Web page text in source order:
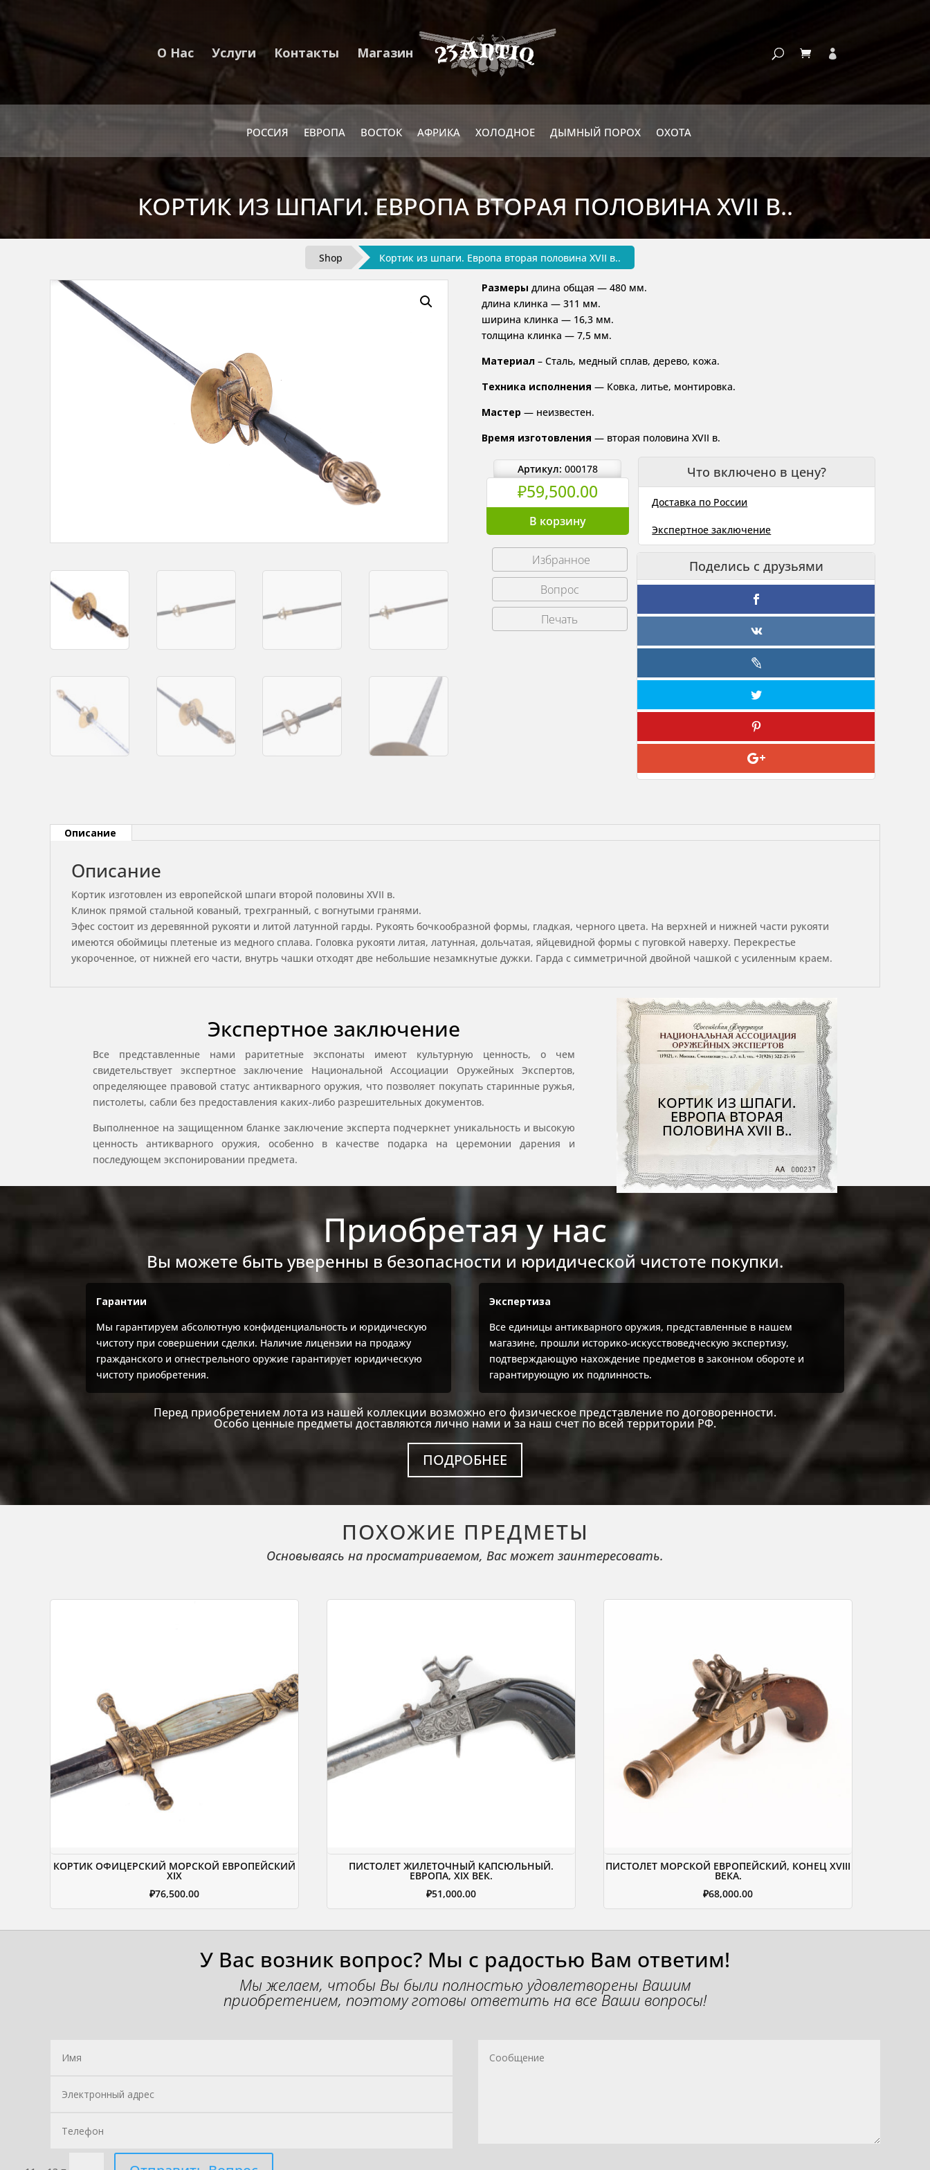
О Нас Услуги Контакты Магазин
РОССИЯ ЕВРОПА ВОСТОК АФРИКА ХОЛОДНОЕ ДЫМНЫЙ ПОРОХ ОХОТА
КОРТИК ИЗ ШПАГИ. ЕВРОПА ВТОРАЯ ПОЛОВИНА XVII В..
Shop Кортик из шпаги. Европа вторая половина XVII в..
Размеры длина общая — 480 мм.
длина клинка — 311 мм.
ширина клинка — 16,3 мм.
толщина клинка — 7,5 мм.
Материал – Сталь, медный сплав, дерево, кожа.
Техника исполнения — Ковка, литье, монтировка.
Мастер — неизвестен.
Время изготовления — вторая половина XVII в.
Артикул: 000178
₽59,500.00
Количество
товара
Кортик
шпаги.
вторая
половина
В корзину
Что включено в цену?
Доставка по России
Экспертное заключение
Избранное
Печать
Описание
Описание
Кортик изготовлен из европейской шпаги второй половины XVII в.
Клинок прямой стальной кованый, трехгранный, с вогнутыми гранями.
Эфес состоит из деревянной рукояти и литой латунной гарды. Рукоять бочкообразной формы, гладкая, черного цвета. На верхней и нижней части рукояти
имеются обоймицы плетеные из медного сплава. Головка рукояти литая, латунная, дольчатая, яйцевидной формы с пуговкой наверху. Перекрестье
укороченное, от нижней его части, внутрь чашки отходят две небольшие незамкнутые дужки. Гарда с симметричной двойной чашкой с усиленным краем.
Экспертное заключение
Все представленные нами раритетные экспонаты имеют культурную ценность, о чем
свидетельствует экспертное заключение Национальной Ассоциации Оружейных Экспертов,
определяющее правовой статус антикварного оружия, что позволяет покупать старинные ружья,
пистолеты, сабли без предоставления каких-либо разрешительных документов.
Выполненное на защищенном бланке заключение эксперта подчеркнет уникальность и высокую
ценность антикварного оружия, особенно в качестве подарка на церемонии дарения и
последующем экспонировании предмета.
КОРТИК ИЗ ШПАГИ.
ЕВРОПА ВТОРАЯ
ПОЛОВИНА XVII В..
Приобретая у нас
Вы можете быть уверенны в безопасности и юридической чистоте покупки.
Гарантии
Мы гарантируем абсолютную конфиденциальность и юридическую
чистоту при совершении сделки. Наличие лицензии на продажу
гражданского и огнестрельного оружие гарантирует юридическую
чистоту приобретения.
Экспертиза
Все единицы антикварного оружия, представленные в нашем
магазине, прошли историко-искусствоведческую экспертизу,
подтверждающую нахождение предметов в законном обороте и
гарантирующую их подлинность.
Перед приобретением лота из нашей коллекции возможно его физическое представление по договоренности.
Особо ценные предметы доставляются лично нами и за наш счет по всей территории РФ.
ПОДРОБНЕЕ
ПОХОЖИЕ ПРЕДМЕТЫ
Основываясь на просматриваемом, Вас может заинтересовать.
КОРТИК ОФИЦЕРСКИЙ МОРСКОЙ ЕВРОПЕЙСКИЙ
XIX
₽76,500.00
ПИСТОЛЕТ ЖИЛЕТОЧНЫЙ КАПСЮЛЬНЫЙ.
ЕВРОПА, XIX ВЕК.
₽51,000.00
ПИСТОЛЕТ МОРСКОЙ ЕВРОПЕЙСКИЙ, КОНЕЦ XVIII
ВЕКА.
₽68,000.00
У Вас возник вопрос? Мы с радостью Вам ответим!
Мы желаем, чтобы Вы были полностью удовлетворены Вашим
приобретением, поэтому готовы ответить на все Ваши вопросы!